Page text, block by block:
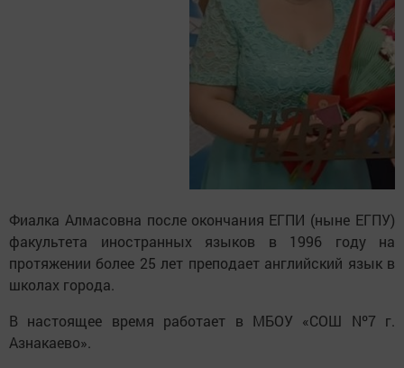
Фиалка Алмасовна после окончания ЕГПИ (ныне ЕГПУ)
факультета иностранных языков в 1996 году на
протяжении более 25 лет преподает английский язык в
школах города.
В настоящее время работает в МБОУ «СОШ Nº7 г.
Азнакаево».